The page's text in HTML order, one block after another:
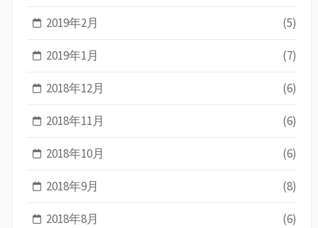
2019年2月 (5)
2019年1月 (7)
2018年12月 (6)
2018年11月 (6)
2018年10月 (6)
2018年9月 (8)
2018年8月 (6)